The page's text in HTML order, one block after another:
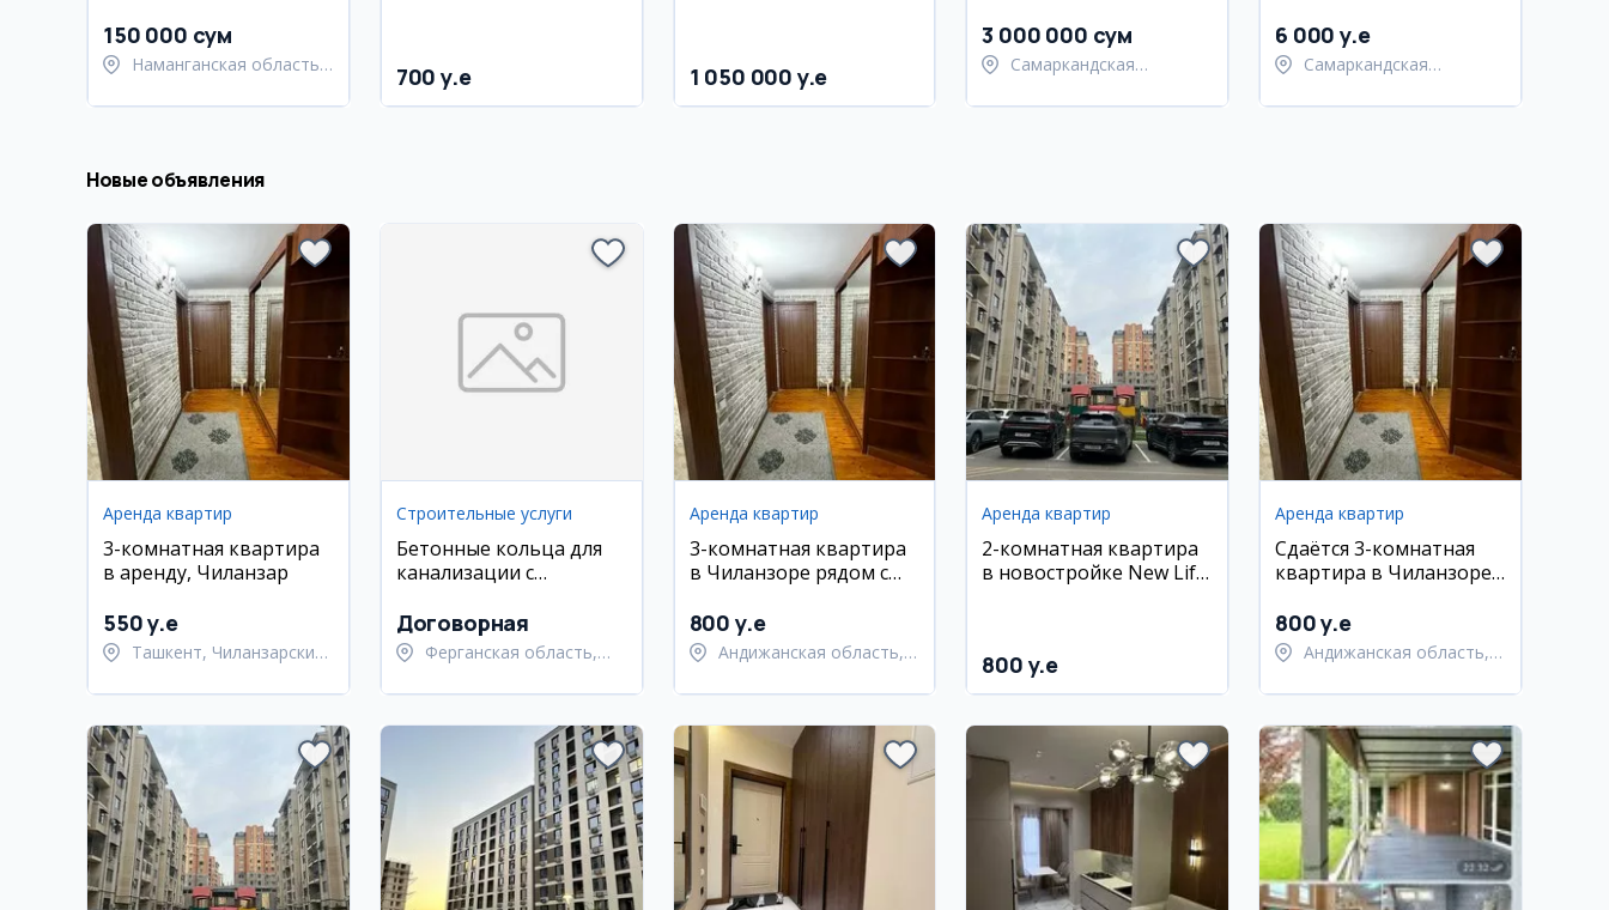
150 000 сум
Наманганская область,
700 y.e 1 050 000 y.e
3 000 000 сум
Самаркандская
Самаркандский район
6 000 y.e
Самаркандская
Самаркандский район
Новые объявления
Аренда квартир
3-комнатная квартира
в аренду, Чиланзар
550 y.e
Ташкент, Чиланзарский
Строительные услуги
Бетонные кольца для
канализации с
Договорная
Ферганская область,
Аренда квартир
3-комнатная квартира
в Чиланзоре рядом с
800 y.e
Андижанская область,
Аренда квартир
2-комнатная квартира
в новостройке New Life,
800 y.e
Аренда квартир
Сдаётся 3-комнатная
квартира в Чиланзоре,
евро ремонт
800 y.e
Андижанская область,